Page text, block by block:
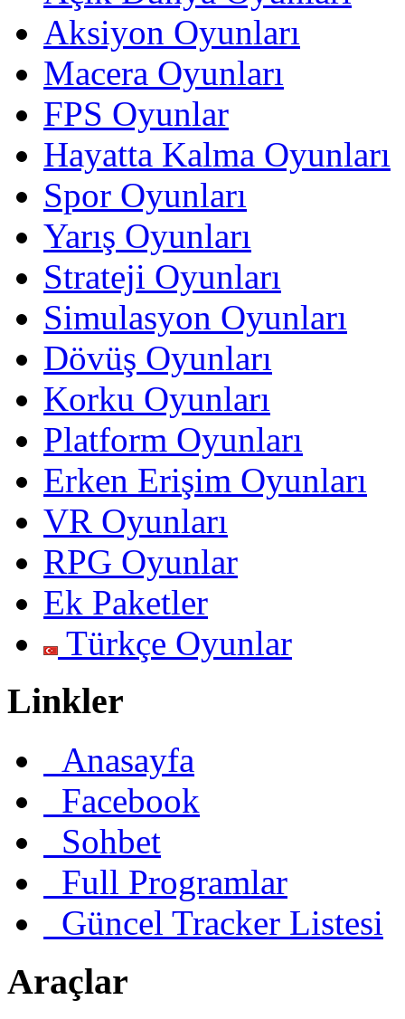
Aksiyon Oyunları
Macera Oyunları
FPS Oyunlar
Hayatta Kalma Oyunları
Spor Oyunları
Yarış Oyunları
Strateji Oyunları
Simulasyon Oyunları
Dövüş Oyunları
Korku Oyunları
Platform Oyunları
Erken Erişim Oyunları
VR Oyunları
RPG Oyunlar
Ek Paketler
Türkçe Oyunlar
Linkler
Anasayfa
Facebook
Sohbet
Full Programlar
Güncel Tracker Listesi
Araçlar